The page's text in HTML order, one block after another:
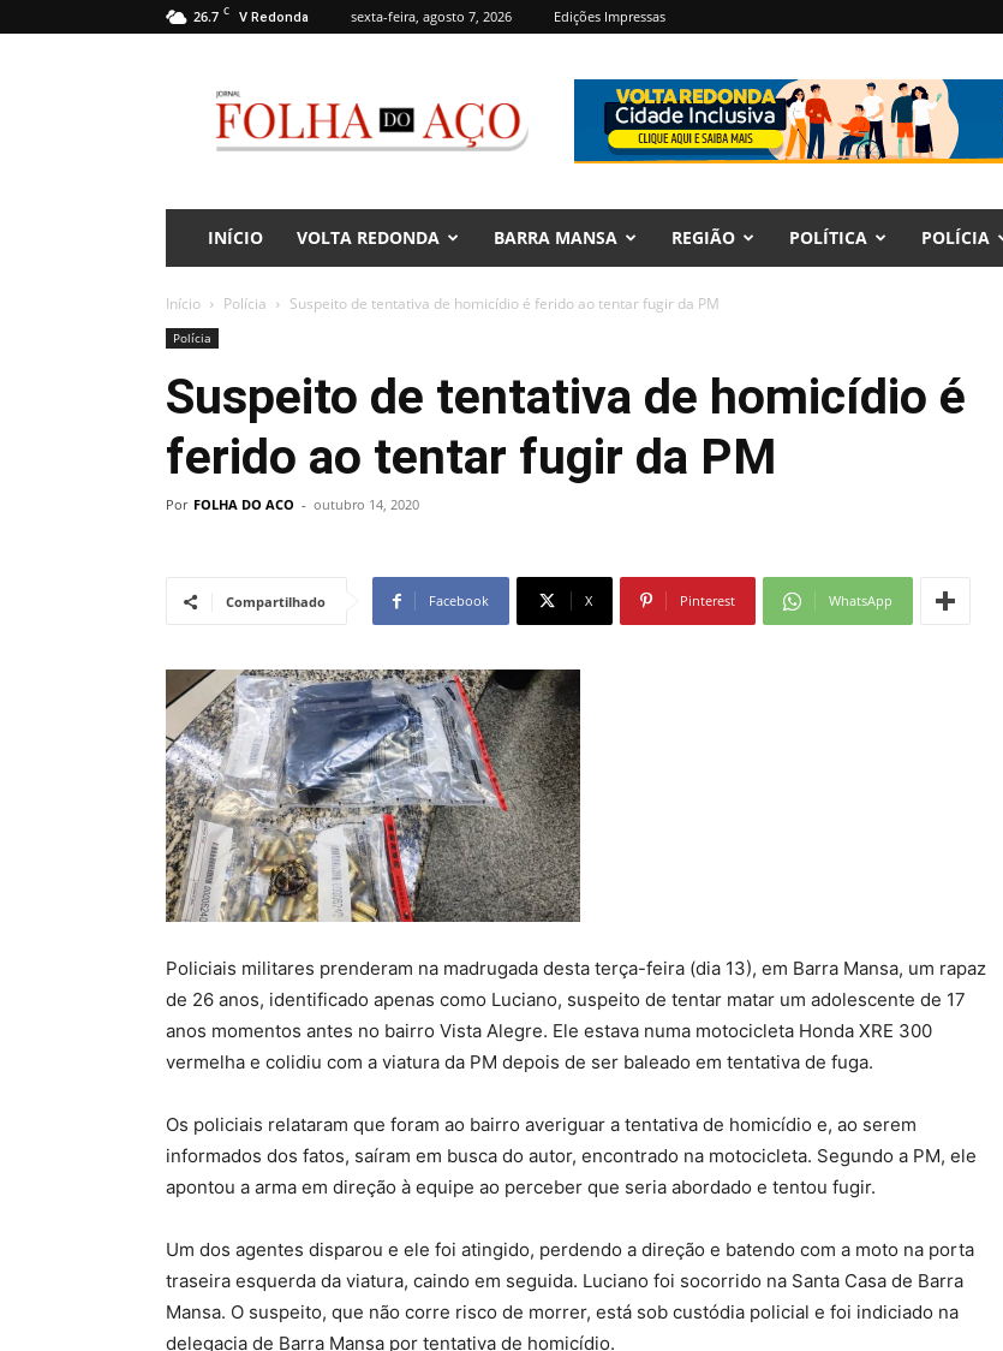
26.7 C V Redonda sexta-feira, agosto 7, 2026 Edições Impressas
Folha
do
Aço
INÍCIO VOLTA REDONDA BARRA MANSA REGIÃO POLÍTICA POLÍCIA
Início Polícia Suspeito de tentativa de homicídio é ferido ao tentar fugir da PM
Polícia
Suspeito de tentativa de homicídio é
ferido ao tentar fugir da PM
Por FOLHA DO ACO - outubro 14, 2020
Compartilhado Facebook X Pinterest WhatsApp
Policiais militares prenderam na madrugada desta terça-feira (dia 13), em Barra Mansa, um rapaz
de 26 anos, identificado apenas como Luciano, suspeito de tentar matar um adolescente de 17
anos momentos antes no bairro Vista Alegre. Ele estava numa motocicleta Honda XRE 300
vermelha e colidiu com a viatura da PM depois de ser baleado em tentativa de fuga.
Os policiais relataram que foram ao bairro averiguar a tentativa de homicídio e, ao serem
informados dos fatos, saíram em busca do autor, encontrado na motocicleta. Segundo a PM, ele
apontou a arma em direção à equipe ao perceber que seria abordado e tentou fugir.
Um dos agentes disparou e ele foi atingido, perdendo a direção e batendo com a moto na porta
traseira esquerda da viatura, caindo em seguida. Luciano foi socorrido na Santa Casa de Barra
Mansa. O suspeito, que não corre risco de morrer, está sob custódia policial e foi indiciado na
delegacia de Barra Mansa por tentativa de homicídio.